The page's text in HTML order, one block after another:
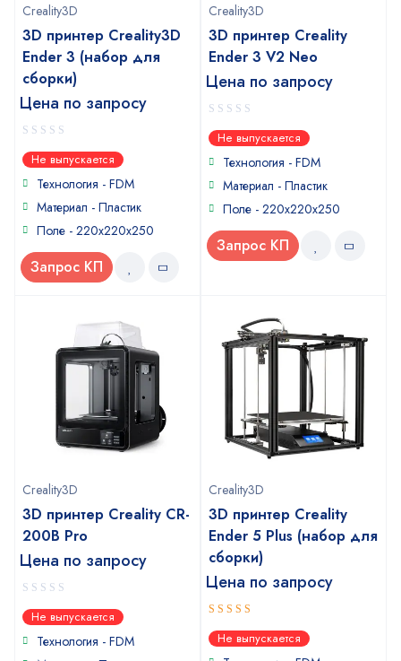
Creality3D
3D принтер Creality3D
Ender 3 (набор для
сборки)
Цена по запросу
0
out
of
Не выпускается
Технология - FDM
Материал - Пластик
Поле - 220х220х250
Запрос КП
Creality3D
3D принтер Creality
Ender 3 V2 Neo
Цена по запросу
0
out
of
Не выпускается
Технология - FDM
Материал - Пластик
Поле - 220х220х250
Запрос КП
Creality3D
3D принтер Creality CR-
200B Pro
Цена по запросу
0
out
of
Не выпускается
Технология - FDM
Creality3D
3D принтер Creality
Ender 5 Plus (набор для
сборки)
Цена по запросу
4out of
5Не выпускается